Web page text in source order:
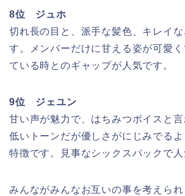
8位 ジュホ
切れ長の目と、派手な髪色、キレイ
す。メンバーだけに甘える姿が可愛
ている時とのギャップが人気です。
9位 ジェユン
甘い声が魅力で、はちみつボイスと言
低いトーンだが優しさがにじみでる
特徴です。見事なシックスパックで人
みんながみんなお互いの事を考えら